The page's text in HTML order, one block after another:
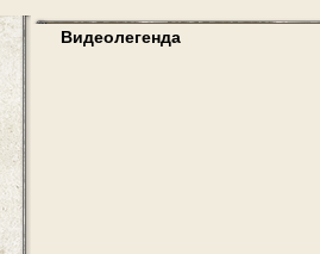
Видеолегенда